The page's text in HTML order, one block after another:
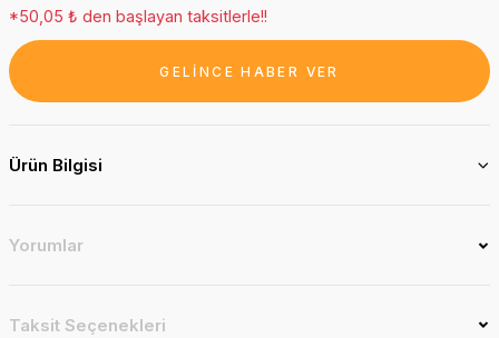
*50,05 ₺ den başlayan taksitlerle!!
GELİNCE HABER VER
Ürün Bilgisi
Yorumlar
Taksit Seçenekleri